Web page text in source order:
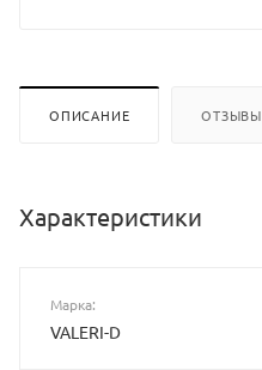
ОПИСАНИЕ ОТЗЫВЫ
Характеристики
Марка:
VALERI-D